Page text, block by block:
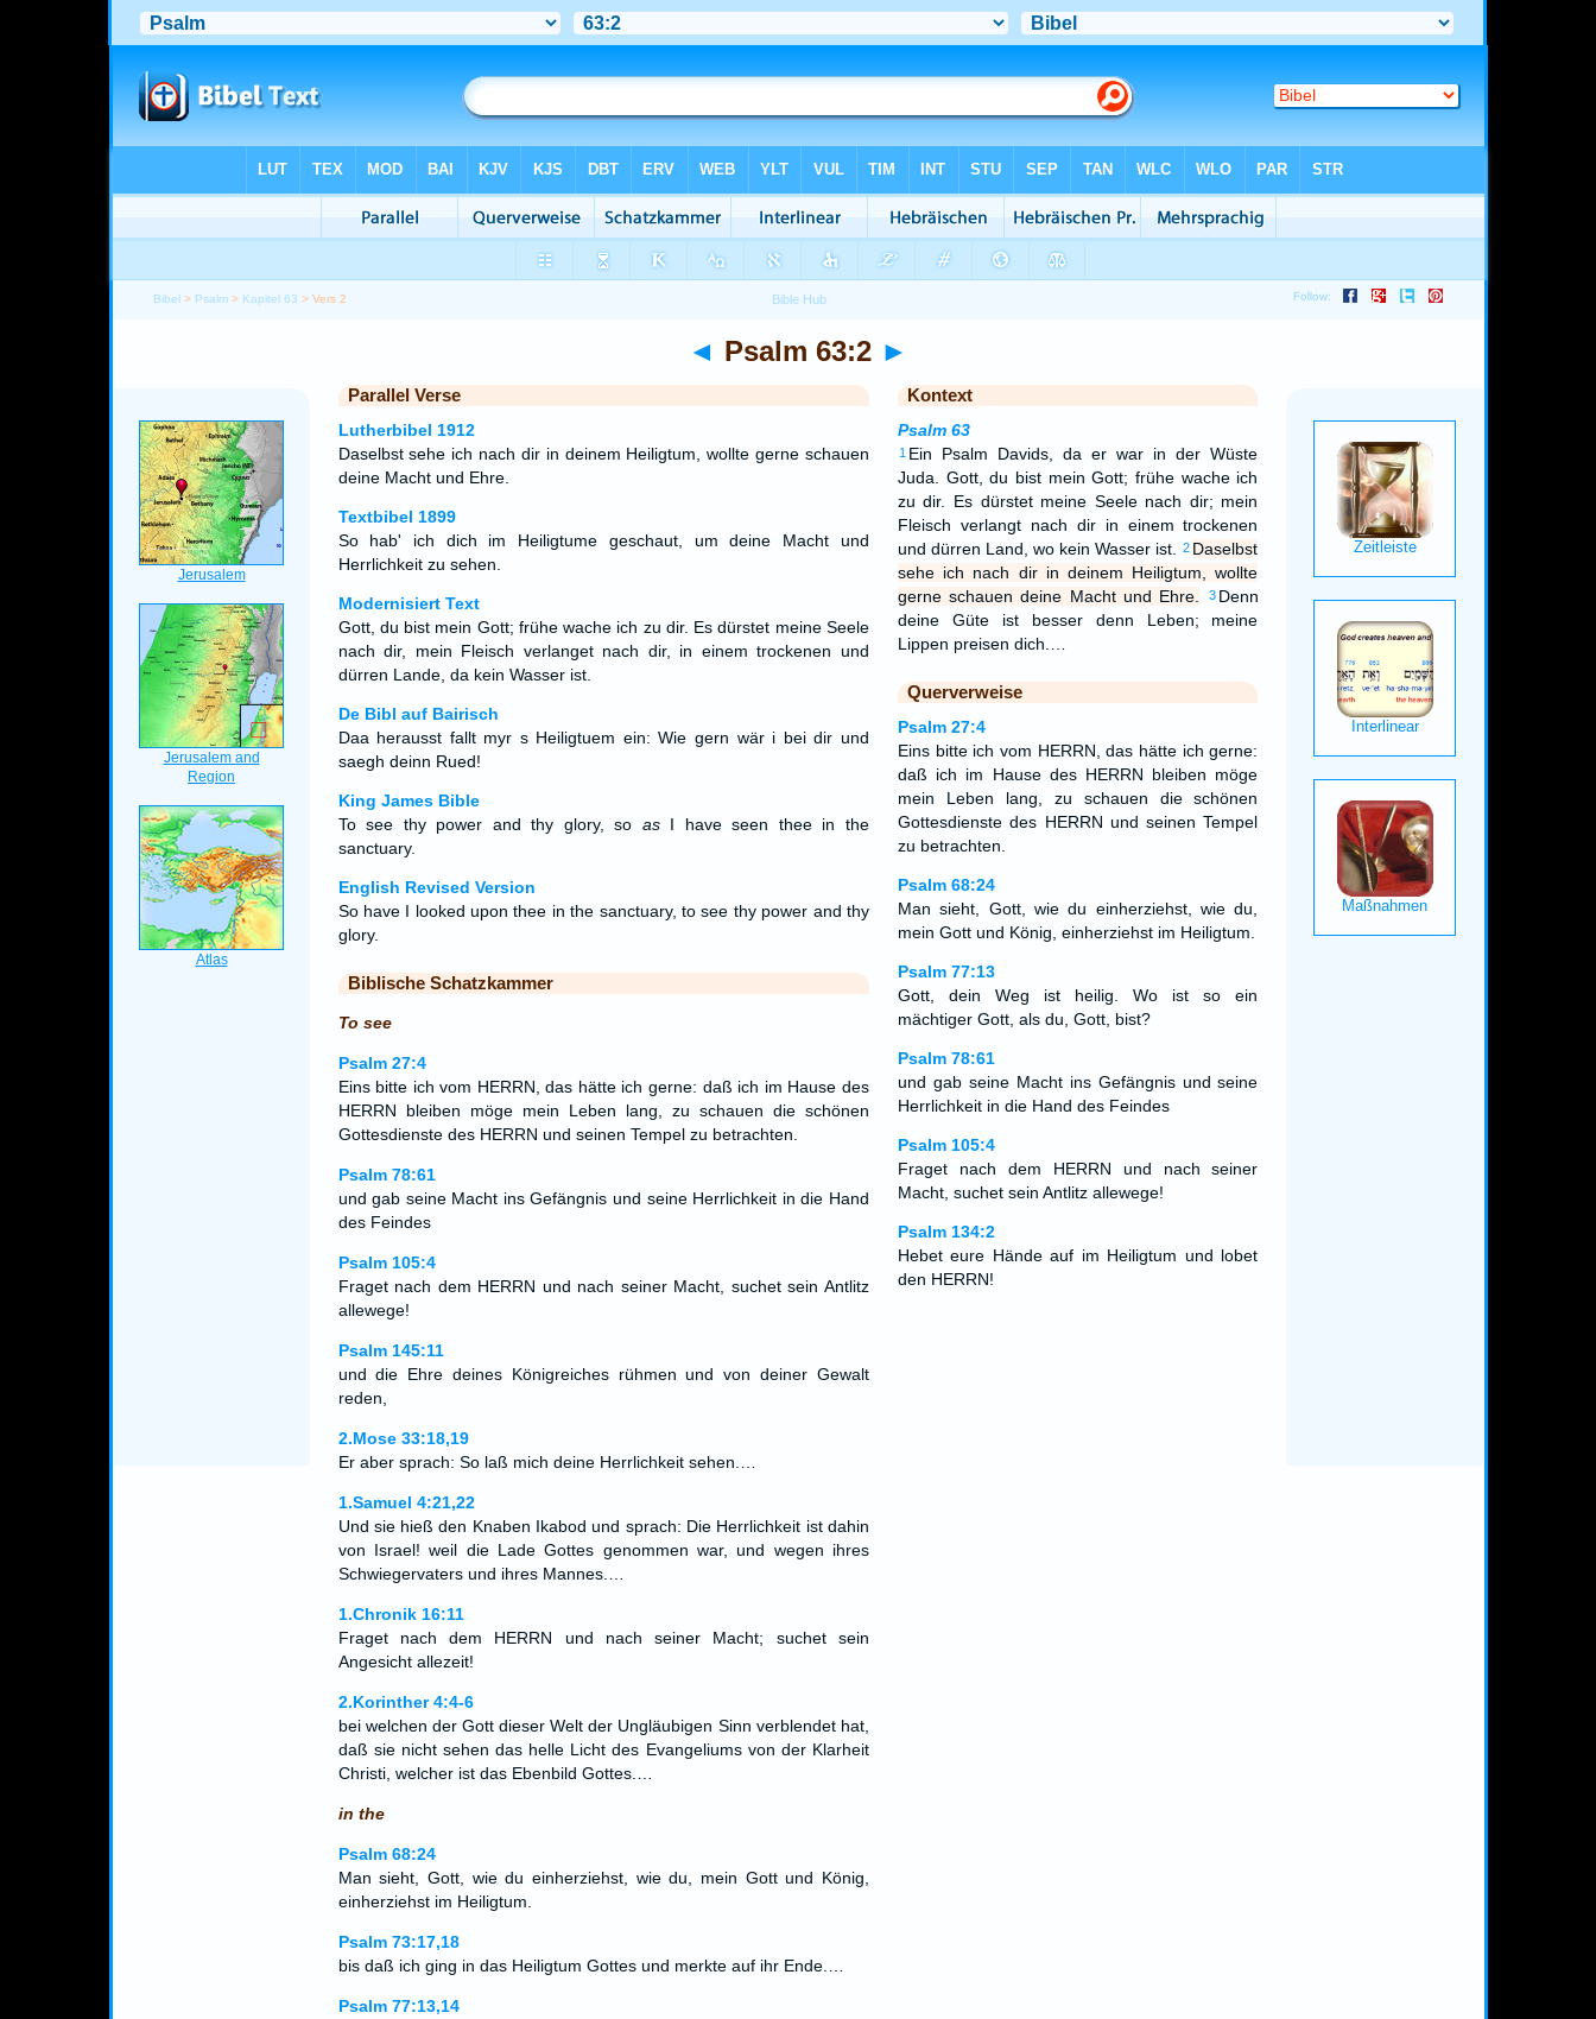
Bibel > Psalm > Kapitel 63 > Vers 2
◄ Psalm 63:2 ►
Parallel Verse
Lutherbibel 1912
Daselbst sehe ich nach dir in deinem Heiligtum, wollte gerne schauen
deine Macht und Ehre.
Textbibel 1899
So hab' ich dich im Heiligtume geschaut, um deine Macht und
Herrlichkeit zu sehen.
Modernisiert Text
Gott, du bist mein Gott; frühe wache ich zu dir. Es dürstet meine Seele
nach dir, mein Fleisch verlanget nach dir, in einem trockenen und
dürren Lande, da kein Wasser ist.
De Bibl auf Bairisch
Daa herausst fallt myr s Heiligtuem ein: Wie gern wär i bei dir und
saegh deinn Rued!
King James Bible
To see thy power and thy glory, so asI have seen thee in the
sanctuary.
English Revised Version
So have I looked upon thee in the sanctuary, to see thy power and thy
glory.
Biblische Schatzkammer
To see
Psalm 27:4
Eins bitte ich vom HERRN, das hätte ich gerne: daß ich im Hause des
HERRN bleiben möge mein Leben lang, zu schauen die schönen
Gottesdienste des HERRN und seinen Tempel zu betrachten.
Psalm 78:61
und gab seine Macht ins Gefängnis und seine Herrlichkeit in die Hand
des Feindes
Psalm 105:4
Fraget nach dem HERRN und nach seiner Macht, suchet sein Antlitz
allewege!
Psalm 145:11
und die Ehre deines Königreiches rühmen und von deiner Gewalt
reden,
2.Mose 33:18,19
Er aber sprach: So laß mich deine Herrlichkeit sehen.…
1.Samuel 4:21,22
Und sie hieß den Knaben Ikabod und sprach: Die Herrlichkeit ist dahin
von Israel! weil die Lade Gottes genommen war, und wegen ihres
Schwiegervaters und ihres Mannes.…
1.Chronik 16:11
Fraget nach dem HERRN und nach seiner Macht; suchet sein
Angesicht allezeit!
2.Korinther 4:4-6
bei welchen der Gott dieser Welt der Ungläubigen Sinn verblendet hat,
daß sie nicht sehen das helle Licht des Evangeliums von der Klarheit
Christi, welcher ist das Ebenbild Gottes.…
in the
Psalm 68:24
Man sieht, Gott, wie du einherziehst, wie du, mein Gott und König,
einherziehst im Heiligtum.
Psalm 73:17,18
bis daß ich ging in das Heiligtum Gottes und merkte auf ihr Ende.…
Psalm 77:13,14
Kontext
Psalm 63
1 Ein Psalm Davids, da er war in der Wüste
Juda. Gott, du bist mein Gott; frühe wache ich
zu dir. Es dürstet meine Seele nach dir; mein
Fleisch verlangt nach dir in einem trockenen
und dürren Land, wo kein Wasser ist.
2 Daselbst
sehe ich nach dir in deinem Heiligtum, wollte
gerne schauen deine Macht und Ehre.
3 Denn
deine Güte ist besser denn Leben; meine
Lippen preisen dich.…
Querverweise
Psalm 27:4
Eins bitte ich vom HERRN, das hätte ich gerne:
daß ich im Hause des HERRN bleiben möge
mein Leben lang, zu schauen die schönen
Gottesdienste des HERRN und seinen Tempel
zu betrachten.
Psalm 68:24
Man sieht, Gott, wie du einherziehst, wie du,
mein Gott und König, einherziehst im Heiligtum.
Psalm 77:13
Gott, dein Weg ist heilig. Wo ist so ein
mächtiger Gott, als du, Gott, bist?
Psalm 78:61
und gab seine Macht ins Gefängnis und seine
Herrlichkeit in die Hand des Feindes
Psalm 105:4
Fraget nach dem HERRN und nach seiner
Macht, suchet sein Antlitz allewege!
Psalm 134:2
Hebet eure Hände auf im Heiligtum und lobet
den HERRN!